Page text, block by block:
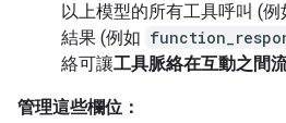
以上模型的所有工具呼叫 (例
結果 (例如
絡可讓工具脈絡在互動之間
管理這些欄位：